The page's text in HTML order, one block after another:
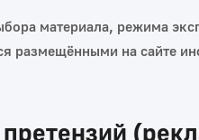
материала, режима
размещёнными на сайте